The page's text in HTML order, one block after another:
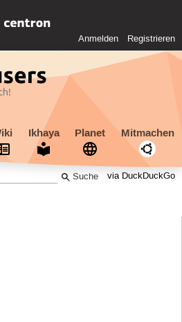
Anmelden Registrieren
Ikhaya Planet Mitmachen
via DuckDuckGo